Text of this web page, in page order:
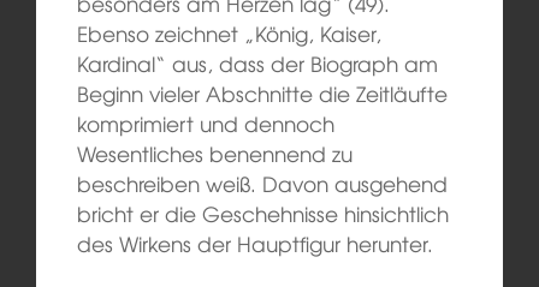
Ebenso zeichnet „König, Kaiser,
Kardinal“ aus, dass der Biograph am
Beginn vieler Abschnitte die Zeitläufte
komprimiert und dennoch
Wesentliches benennend zu
beschreiben weiß. Davon ausgehend
bricht er die Geschehnisse hinsichtlich
des Wirkens der Hauptfigur herunter.